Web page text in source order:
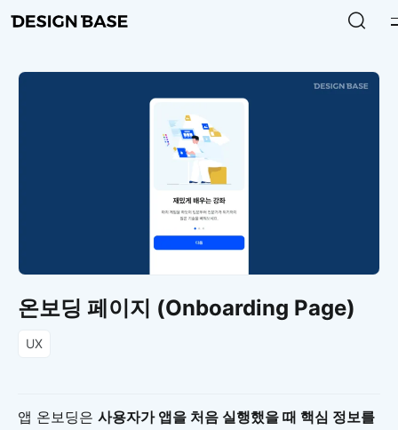
온보딩 페이지 (Onboarding Page)
UX
앱 온보딩은 사용자가 앱을 처음 실행했을 때 핵심 정보를